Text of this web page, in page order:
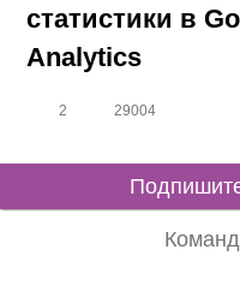
статистики в
2 29004